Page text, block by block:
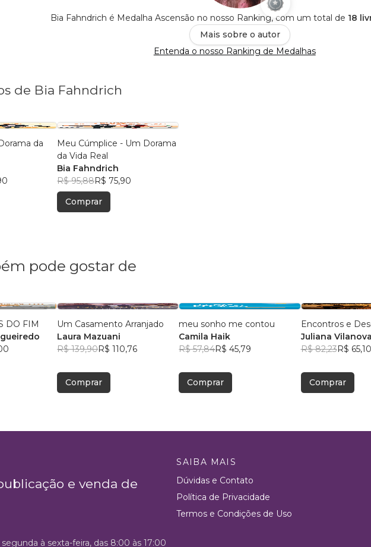
Bia Fahndrich é Medalha Ascensão no nosso Ranking, com um total de 18
Mais sobre o autor
Entenda o nosso Ranking de Medalhas
de Bia Fahndrich
da
Meu Cúmplice - Um Dorama
da Vida Real
Bia Fahndrich
R$ 95,88R$ 75,90
Comprar
pode gostar de
DO FIM
Um Casamento Arranjado
Laura Mazuani
R$ 139,90R$ 110,76
Comprar
meu sonho me contou
Camila Haik
R$ 57,84R$ 45,79
Comprar
Encontros e
Juliana Vilanova
R$ 82,23R$ 65,10
Comprar
e venda de
SAIBA MAIS
Dúvidas e Contato
Política de Privacidade
Termos e Condições de Uso
à sexta-feira, das 8:00 às 17:00